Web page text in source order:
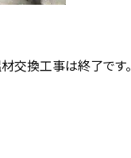
交換工事は終了です。